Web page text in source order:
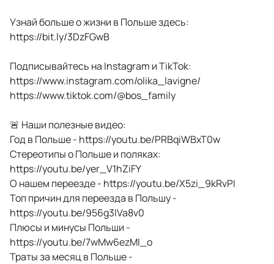
Узнай больше о жизни в Польше здесь:
https://bit.ly/3DzFGwB
Подписывайтесь на Instagram и TikTok:
https://www.instagram.com/olika_lavigne/
https://www.tiktok.com/@bos_family
🚨 Наши полезные видео:
Год в Польше - https://youtu.be/PRBqiWBxT0w
Стереотипы о Польше и поляках:
https://youtu.be/yer_V1hZiFY
О нашем переезде - https://youtu.be/X5zi_9kRvPI
Топ причин для переезда в Польшу -
https://youtu.be/956g3IVa8v0
Плюсы и минусы Польши -
https://youtu.be/7wMw6ezMI_o
Траты за месяц в Польше -